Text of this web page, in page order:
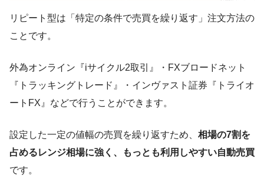
リピート型は「特定の条件で売買を繰り返す」注文方法の
ことです。
外為オンライン『iサイクル2取引』・FXブロードネット
『トラッキングトレード』・インヴァスト証券『トライオ
ートFX』などで行うことができます。
設定した一定の値幅の売買を繰り返すため、 相場の7割を
占めるレンジ相場に強く、もっとも利用しやすい自動売買
です。